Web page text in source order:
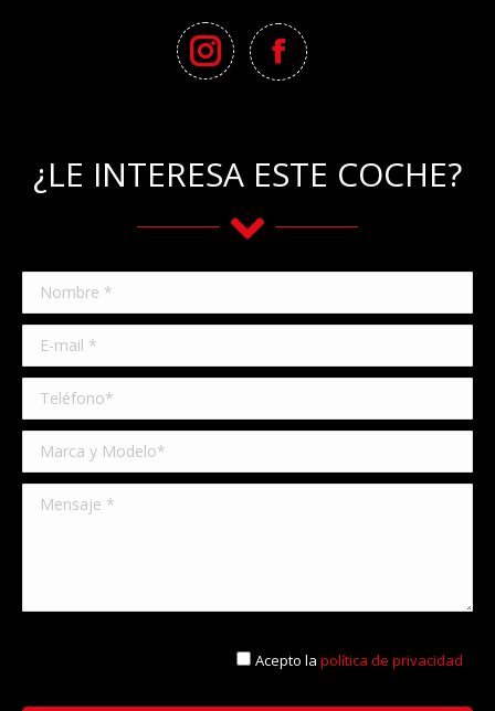
¿LE INTERESA ESTE COCHE?
Acepto lapolítica de privacidad